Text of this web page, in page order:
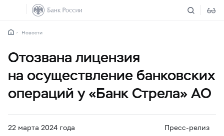
Новости
Отозвана лицензия
на осуществление банковских
операций у «Банк Стрела» АО
22 марта 2024 года Пресс-релиз